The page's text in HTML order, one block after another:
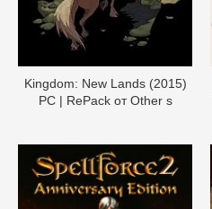
Kingdom: New Lands (2015)
PC | RePack от Other s